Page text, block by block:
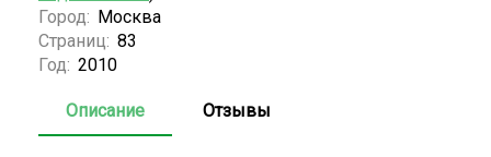
Город: Москва
Страниц: 83
Год: 2010
Описание Отзывы